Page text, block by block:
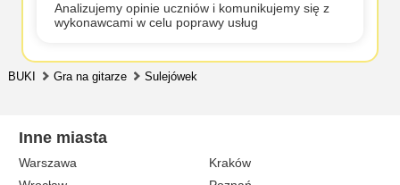
Analizujemy opinie uczniów i komunikujemy się z
wykonawcami w celu poprawy usług
BUKI Gra na gitarze Sulejówek
Inne miasta
Warszawa
Kraków